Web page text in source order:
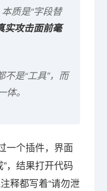
质是“字段替
实攻击面前毫
是“工具”，而
。
一个插件，界面
，结果打开代码
释都写着“请勿泄